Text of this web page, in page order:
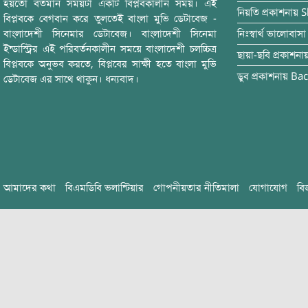
হয়তো বর্তমান সময়টা একটি বিপ্লবকালীন সময়। এই
বিপ্লবকে বেগবান করে তুলতেই বাংলা মুভি ডেটাবেজ -
বাংলাদেশী সিনেমার ডেটাবেজ। বাংলাদেশী সিনেমা
ইন্ডাস্ট্রির এই পরিবর্তনকালীন সময়ে বাংলাদেশী চলচ্চিত্র
বিপ্লবকে অনুভব করতে, বিপ্লবের সাক্ষী হতে বাংলা মুভি
ডেটাবেজ এর সাথে থাকুন। ধন্যবাদ।
নিয়তি প্রকাশনায়
নিঃস্বার্থ ভালোবাসা
ছায়া-ছবি
ডুব প্রকাশনায়
আমাদের কথা বিএমডিবি ভলান্টিয়ার গোপনীয়তার নীতিমালা যোগাযোগ